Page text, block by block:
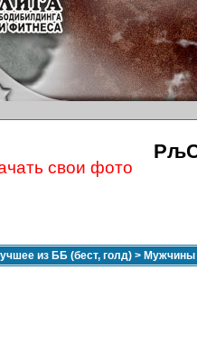
из ББ (бест, голд) > Мужчины
свои фото